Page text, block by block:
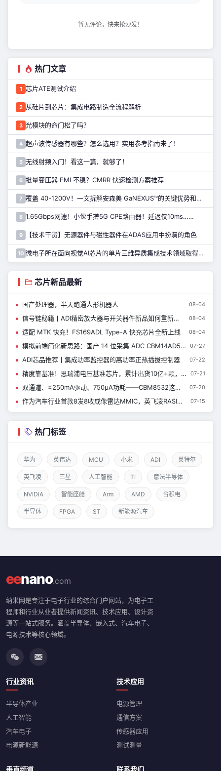
暂无评论，快来抢沙发！
热门文章
1 芯片ATE测试介绍
2 从硅片到芯片：集成电路制造全流程解析
3 光模块的命门松了吗？
4 超声波传感器有哪些？怎么选用？实用参考指南来了！
5 无线射频入门！看这一篇，就够了！
6 批量变压器 EMI 不稳？CMRR 快速检测方案推荐
7 覆盖 40-1200V！一文拆解安森美 GaNEXUS™的关键优势和应用
8 1.65Gbps网速！小伙手搓5G CPE路由器！延迟仅10ms……
9 【技术干货】无源器件与磁性器件在ADAS应用中扮演的角色
10 微电子所在面向视觉AI芯片的单片三维异质集成技术领域取得进展
芯片新品最新
国产处理器，半天跑通人形机器人 08-04
信号链秘籍丨ADI精密放大器与开关器件新品如何重新定义仪器设计？ 08-04
适配 MTK 快充！FS169ADL Type-A 快充芯片全新上线 08-04
模拟前端简化新思路：国产 14 位采集 ADC CBM14AD50Q 07-27
ADI芯品推荐丨集成功率监控器的高功率正热插拔控制器 07-22
精度靠基准！思瑞浦电压基准芯片，累计出货10亿+颗，服务客户8000+ 07-21
双通道、±250mA驱动、750µA功耗——CBM8532这颗通用运放到底强在哪？ 07-20
作为汽车行业首款8发8收成像雷达MMIC，英飞凌RASIC™ CTRX8188F实现量产，加速中央式架构雷达的发展 07-15
热门标签
华为 英伟达 MCU 小米 ADI 英特尔
英飞凌 三星 人工智能 TI 意法半导体
NVIDIA 智能座舱 Arm AMD 台积电
半导体 FPGA ST 新能源汽车
eenano.com
纳米网是专注于电子行业的综合门户网站，为电子工
程师和行业从业者提供新闻资讯、技术应用、设计资
源等一站式服务。涵盖半导体、嵌入式、汽车电子、
电源技术等核心领域。
行业资讯
半导体产业
人工智能
汽车电子
电源新能源
技术应用
电源管理
通信方案
传感器应用
测试测量
垂直频道 联系我们